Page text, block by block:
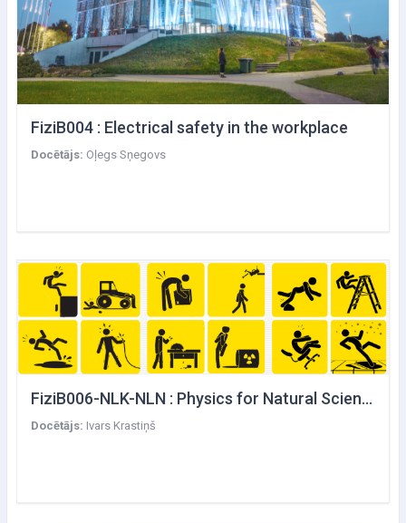
FiziB004 : Electrical safety in the workplace
Docētājs: Oļegs Sņegovs
FiziB006-NLK-NLN : Physics for Natural Sciences
Docētājs: Ivars Krastiņš